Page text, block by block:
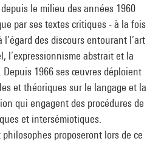
le milieu des années 1960
par ses textes critiques - à la fois
des discours entourant l’art
l’expressionnisme abstrait et la
1966 ses œuvres déploient
et théoriques sur le langage et la
qui engagent des procédures de
et intersémiotiques.
proposeront lors de ce